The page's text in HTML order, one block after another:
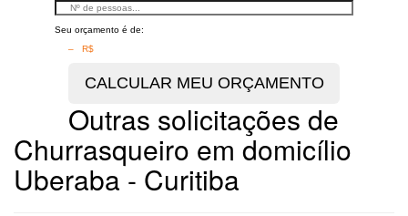
Seu orçamento é de:
– R$
Outras solicitações de
Churrasqueiro em domicílio
Uberaba - Curitiba